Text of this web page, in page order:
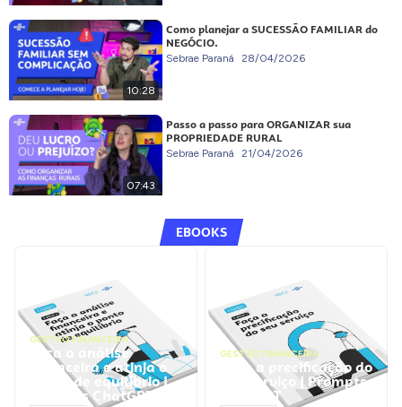
10:28
Como planejar a SUCESSÃO FAMILIAR do
NEGÓCIO.
Sebrae Paraná 28/04/2026
07:43
Passo a passo para ORGANIZAR sua
PROPRIEDADE RURAL
Sebrae Paraná 21/04/2026
EBOOKS
GESTÃO FINANCEIRA
Faça a análise
financeira e atinja o
ponto de equilíbrio |
Prompts ChatGPT
GESTÃO FINANCEIRA
Faça a precificação do
seu serviço | Prompts
ChatGPT